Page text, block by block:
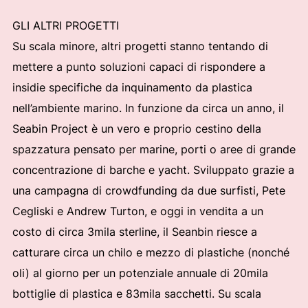
GLI ALTRI PROGETTI
Su scala minore, altri progetti stanno tentando di
mettere a punto soluzioni capaci di rispondere a
insidie specifiche da inquinamento da plastica
nell’ambiente marino. In funzione da circa un anno, il
Seabin Project è un vero e proprio cestino della
spazzatura pensato per marine, porti o aree di grande
concentrazione di barche e yacht. Sviluppato grazie a
una campagna di crowdfunding da due surfisti, Pete
Cegliski e Andrew Turton, e oggi in vendita a un
costo di circa 3mila sterline, il Seanbin riesce a
catturare circa un chilo e mezzo di plastiche (nonché
oli) al giorno per un potenziale annuale di 20mila
bottiglie di plastica e 83mila sacchetti. Su scala